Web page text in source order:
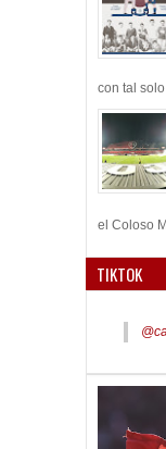
con tal
el Coloso
TIKTOK